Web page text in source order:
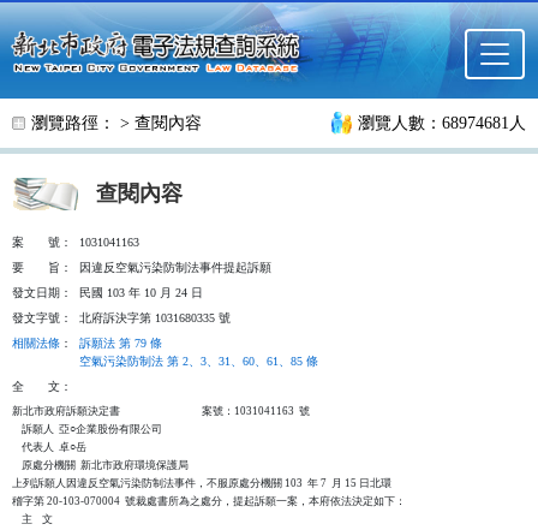
跳至主要內容
瀏覽路徑： > 查閱內容 瀏覽人數：68974681人
查閱內容
案 號：
1031041163
要
旨：
因違反空氣污染防制法事件提起訴願
發文日期：
民國 103 年 10 月 24 日
發文字號：
北府訴決字第 1031680335 號
相關法條 ：
訴願法 第 79 條
空氣污染防制法 第 2、3、31、60、61、85 條
全
文：
新北市政府訴願決定書                                  案號：1031041163  號
    訴願人  亞○企業股份有限公司
    代表人  卓○岳
    原處分機關  新北市政府環境保護局
上列訴願人因違反空氣污染防制法事件，不服原處分機關 103  年 7  月 15 日北環
稽字第 20-103-070004  號裁處書所為之處分，提起訴願一案，本府依法決定如下：
    主    文